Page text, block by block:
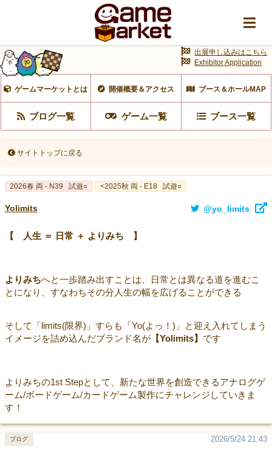
ゲームマーケットとは 開催概要＆アクセス ブース＆ホールMAP
ブログ一覧 ゲーム一覧 ブース一覧
出展申し込みはこちら
Exhibitor Application
サイトトップに戻る
2026春 両 - N39 試遊○ <2025秋 両 - E18 試遊○
Yolimits @yo_limits
【 人生 ＝ 日常 ＋ よりみち 】
よりみちへと一歩踏み出すことは、日常とは異なる道を進むこ
とになり、すなわちその分人生の幅を広げることができる
そして「limits(限界)」すらも「Yo(よっ！)」と迎え入れてしまう
イメージを詰め込んだブランド名が【Yolimits】 です
よりみちの1st Stepとして、新たな世界を創造できるアナログゲ
ーム/ボードゲーム/カードゲーム製作にチャレンジしていきま
す！
2026/5/24 21:43
ブログ